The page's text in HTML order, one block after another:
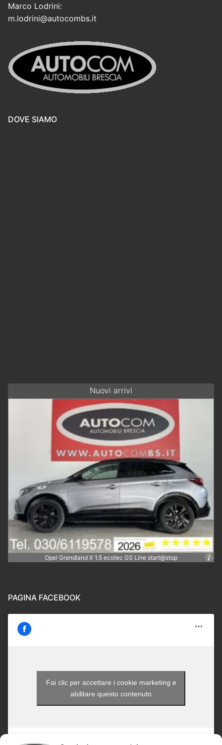
Marco Lodrini:
m.lodrini@autocombs.it
DOVE SIAMO
Nuovi arrivi
Opel Grandland X 1.5 ecotec GS Line start@stop
PAGINA FACEBOOK
Autocom - Brescia
Fai clic per accettare i cookie marketing e
abilitare questo contenuto